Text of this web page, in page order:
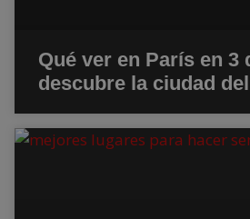
Qué ver en París en 3
descubre la ciudad